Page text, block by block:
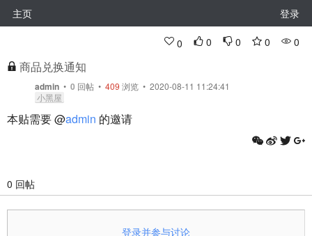
主页 登录
0 0 0 0 0
商品兑换通知
admin • 0 回帖 • 409 浏览 • 2020-08-11 11:24:41
小黑屋
本贴需要 @admin 的邀请
0 回帖
登录并参与讨论